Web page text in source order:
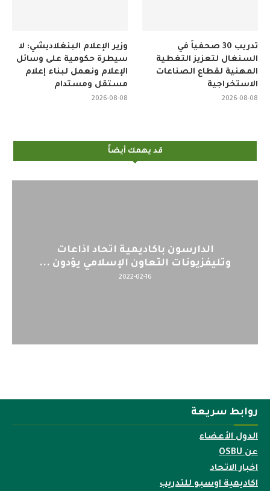
وزير الإعلام البنغلاديشي: لا
سيطرة حكومية على وسائل
الإعلام ونعمل لبناء إعلام
مستقل ومستدام
2026-08-08
تدريب 30 صحفياً في
السنغال لتعزيز التغطية
المهنية لقطاع الصناعات
الاستخراجية
2026-08-08
قد يهمك أيضاً
الدارسون باكاديمية اتحاد اذاعات
وتليفزيونات التعاون الإسلامي يؤدون ...
2022-02-16
روابط سريعة
الدول الأعضاء
عن OSBU
اخبار الاتحاد
اكاديمية اوسبو للتدريب